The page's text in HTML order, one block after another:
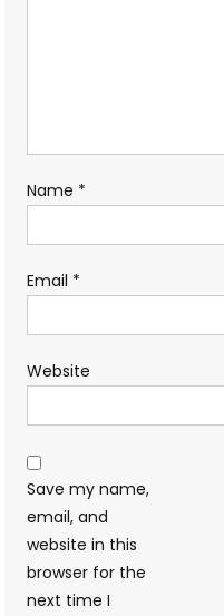
Name *
Email *
Website
Save my name,
email, and
website in this
browser for the
next time I